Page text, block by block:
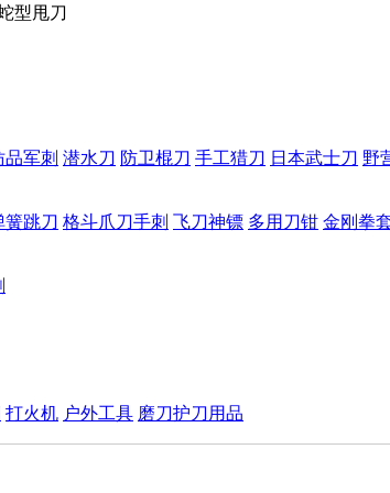
型甩刀
品军刺 潜水刀 防卫棍刀 手工猎刀 日本武士刀 野
簧跳刀 格斗爪刀手刺 飞刀神镖 多用刀钳 金刚拳
打火机 户外工具 磨刀护刀用品